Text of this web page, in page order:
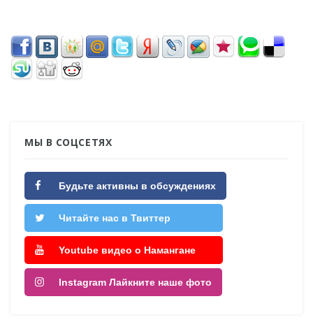
МЫ В СОЦСЕТЯХ
Будьте активны в обсуждениях
Читайте нас в Твиттер
Youtube видео о Намангане
Instagram Лайкните наше фото